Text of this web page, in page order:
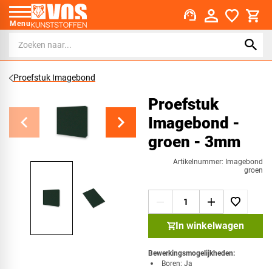
Menu support_agent
Proefstuk Imagebond
Proefstuk
Imagebond -
groen - 3mm
Artikelnummer: Imagebond
groen
In winkelwagen
Bewerkingsmogelijkheden:
​Boren: Ja